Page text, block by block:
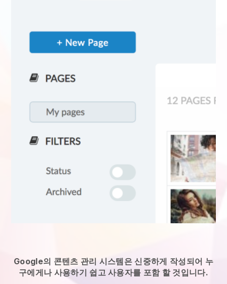
Google의 콘텐츠 관리 시스템은 신중하게 작성되어 누
구에게나 사용하기 쉽고 사용자를 포함 할 것입니다.